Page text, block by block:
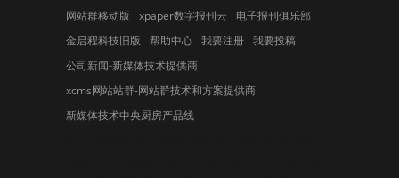
网站群移动版
xpaper数字报刊云
电子报刊俱乐部
金启程科技旧版
帮助中心 我要注册 我要投稿
公司新闻-新媒体技术提供商
xcms网站站群-网站群技术和方案提供商
新媒体技术中央厨房产品线